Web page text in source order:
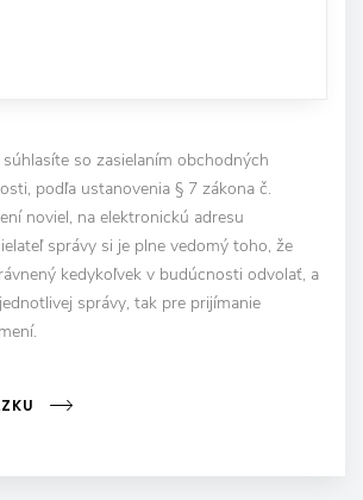
so zasielaním obchodných
podľa ustanovenia § 7 zákona č.
noviel, na elektronickú adresu
správy si je plne vedomý toho, že
kedykoľvek v budúcnosti odvolať, a
správy, tak pre prijímanie